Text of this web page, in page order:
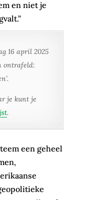
en niet je
16 april 2025
ontrafeld:
je kunt je
.
een geheel